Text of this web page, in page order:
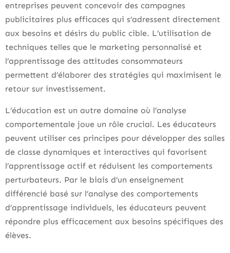
entreprises peuvent concevoir des campagnes
publicitaires plus efficaces qui s’adressent directement
aux besoins et désirs du public cible. L’utilisation de
techniques telles que le marketing personnalisé et
l’apprentissage des attitudes consommateurs
permettent d’élaborer des stratégies qui maximisent le
retour sur investissement.
L’éducation est un autre domaine où l’analyse
comportementale joue un rôle crucial. Les éducateurs
peuvent utiliser ces principes pour développer des salles
de classe dynamiques et interactives qui favorisent
l’apprentissage actif et réduisent les comportements
perturbateurs. Par le biais d’un enseignement
différencié basé sur l’analyse des comportements
d’apprentissage individuels, les éducateurs peuvent
répondre plus efficacement aux besoins spécifiques des
élèves.